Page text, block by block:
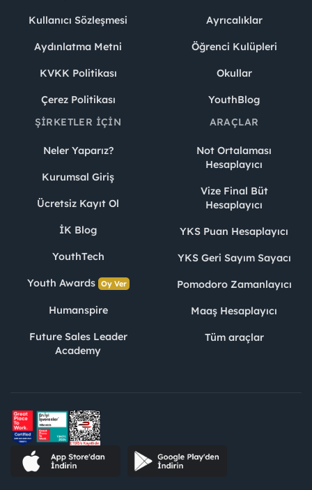
Kullanıcı Sözleşmesi
Aydınlatma Metni
KVKK Politikası
Çerez Politikası
Ayrıcalıklar
Öğrenci Kulüpleri
Okullar
YouthBlog
ŞIRKETLER İÇIN
Neler Yaparız?
Kurumsal Giriş
Ücretsiz Kayıt Ol
İK Blog
YouthTech
Youth Awards Oy Ver
Humanspire
Future Sales Leader
Academy
ARAÇLAR
Not Ortalaması
Hesaplayıcı
Vize Final Büt
Hesaplayıcı
YKS Puan Hesaplayıcı
YKS Geri Sayım Sayacı
Pomodoro Zamanlayıcı
Maaş Hesaplayıcı
Tüm araçlar